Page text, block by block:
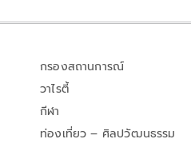
กรองสถานการณ์
วาไรตี้
กีฬา
ท่องเที่ยว – ศิลปวัฒนธรรม